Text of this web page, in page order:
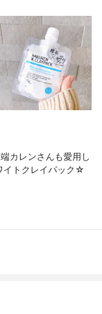
カレンさんも愛用し
イトクレイパック☆